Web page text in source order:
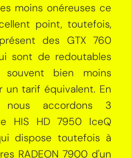
moins onéreuses ce
point, toutefois,
des GTX 760
sont de redoutables
souvent bien moins
un tarif équivalent. En
nous accordons 3
HIS HD 7950 IceQ
dispose toutefois à
RADEON 7900 d'un